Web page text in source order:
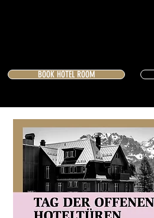
BOOK HOTEL ROOM